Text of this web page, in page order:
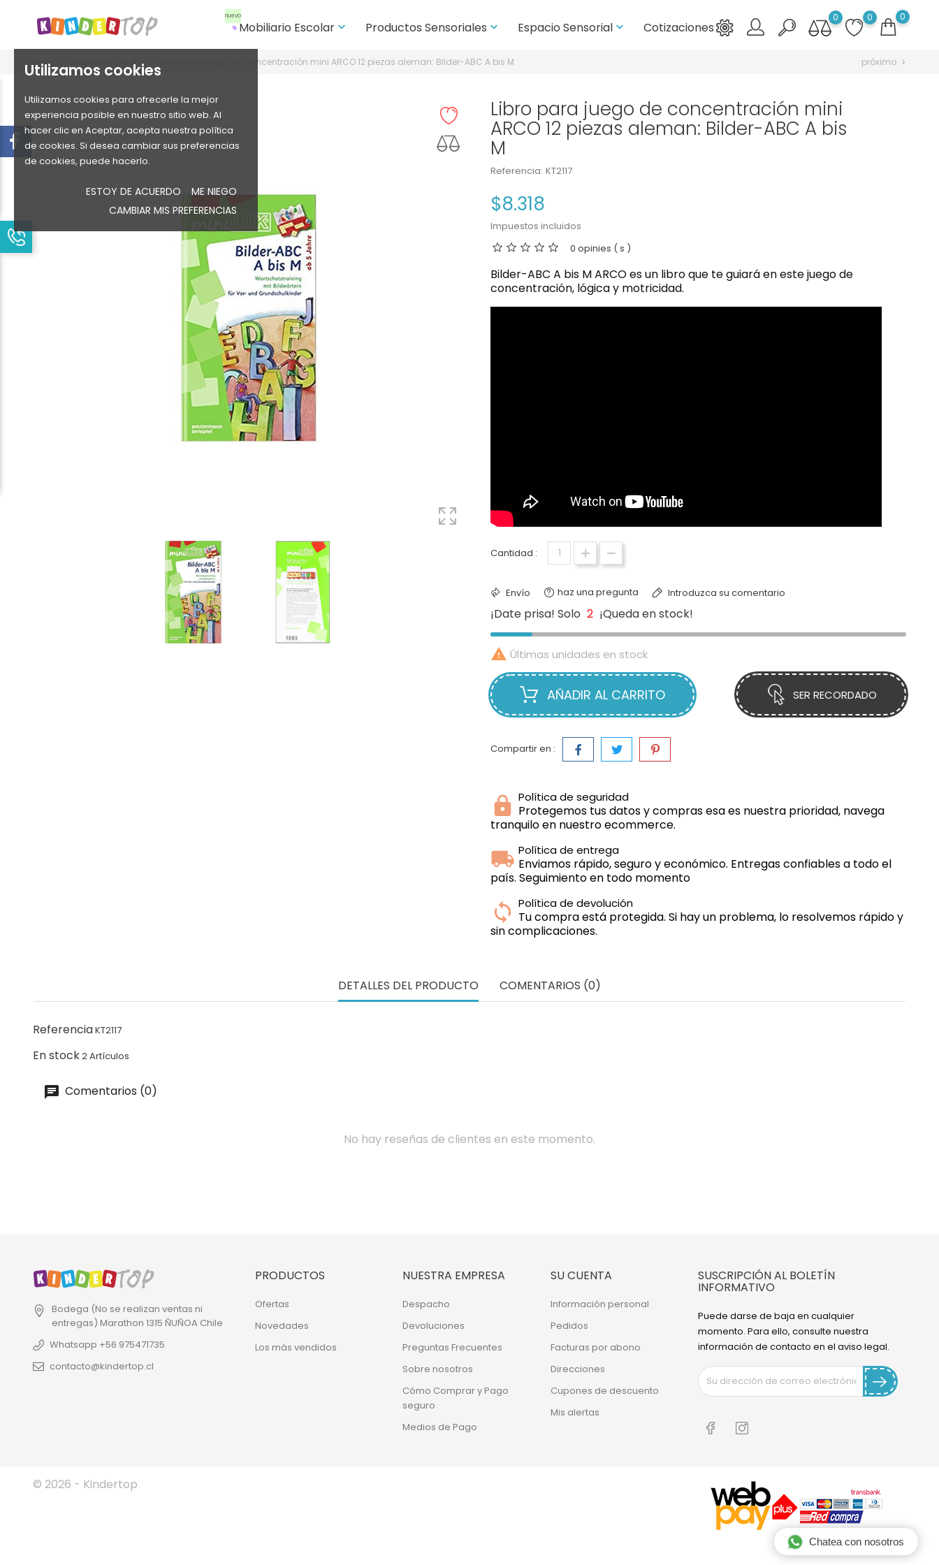
Utilizamos cookies
Utilizamos cookies para ofrecerle la mejor
experiencia posible en nuestro sitio web. Al
hacer clic en Aceptar, acepta nuestra política
de cookies. Si desea cambiar sus preferencias
de cookies, puede hacerlo.
ESTOY DE ACUERDO
ME NIEGO
CAMBIAR MIS PREFERENCIAS
0
0
0
nuevo
local_offer Mobiliario Escolar  Productos Sensoriales  Espacio Sensorial  Cotizaciones
Inicio Mobiliario Escolar Libro para juego de concentración mini ARCO 12 piezas aleman: Bilder-ABC A bis M próximo chevron_right
Libro para juego de concentración mini
ARCO 12 piezas aleman: Bilder-ABC A bis
M
Referencia: KT2117
$8.318
Impuestos incluidos
0 opinies ( s )
Bilder-ABC A bis M ARCO es un libro que te guiará en este juego de
concentración, lógica y motricidad.
Cantidad :
Envío haz una pregunta Introduzca su comentario
¡Date prisa! Solo 2 ¡Queda en stock!
 Últimas unidades en stock
AÑADIR AL CARRITO SER RECORDADO
Compartir en :
Política de seguridad
Protegemos tus datos y compras esa es nuestra prioridad, navega
tranquilo en nuestro ecommerce.
Política de entrega
Enviamos rápido, seguro y económico. Entregas confiables a todo el
país. Seguimiento en todo momento
Política de devolución
Tu compra está protegida. Si hay un problema, lo resolvemos rápido y
sin complicaciones.
DETALLES DEL PRODUCTO COMENTARIOS (0)
ReferenciaKT2117
En stock2 Artículos
Comentarios (0)
No hay reseñas de clientes en este momento.
Bodega (No se realizan ventas ni
entregas) Marathon 1315 ÑUÑOA Chile
Whatsapp +56 975471735
contacto@kindertop.cl
PRODUCTOS
Ofertas
Novedades
Los más vendidos
NUESTRA EMPRESA
Despacho
Devoluciones
Preguntas Frecuentes
Sobre nosotros
Cómo Comprar y Pago
seguro
Medios de Pago
SU CUENTA
Información personal
Pedidos
Facturas por abono
Direcciones
Cupones de descuento
Mis alertas
SUSCRIPCIÓN AL BOLETÍN
INFORMATIVO
Puede darse de baja en cualquier
momento. Para ello, consulte nuestra
información de contacto en el aviso legal.
© 2026 - Kindertop
Chatea con nosotros